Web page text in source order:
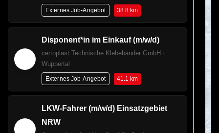
Externes Job-Angebot 38.8 km
Disponent*in im Einkauf (m/w/d)
certoplast Technische Klebebänder GmbH ·
Wuppertal
Externes Job-Angebot 41.1 km
LKW-Fahrer (m/w/d) Einsatzgebiet
NRW